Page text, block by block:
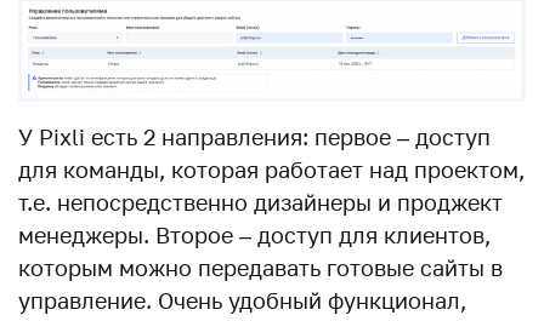
У Pixli есть 2 направления: первое – доступ
для команды, которая работает над проектом,
т.е. непосредственно дизайнеры и проджект
менеджеры. Второе – доступ для клиентов,
которым можно передавать готовые сайты в
управление. Очень удобный функционал,